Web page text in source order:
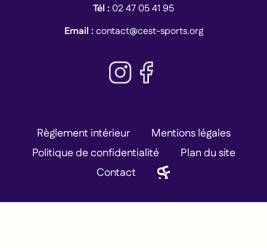
Tél :02 47 05 41 95
Email :contact@cest-sports.org
CEST sur Instagram
CEST sur Facebook
Règlement intérieur
Mentions légales
Politique de confidentialité
Plan du site
Contact